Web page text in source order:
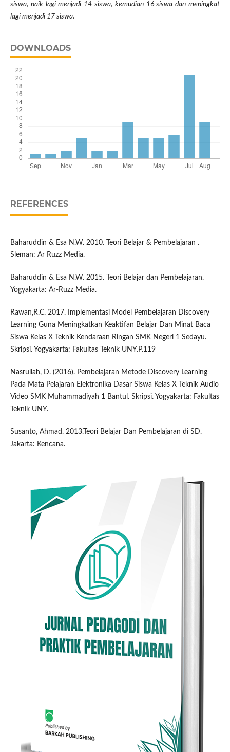
siswa, naik lagi menjadi 14 siswa, kemudian 16 siswa dan meningkat
lagi menjadi 17 siswa.
DOWNLOADS
REFERENCES
Baharuddin & Esa N.W. 2010. Teori Belajar & Pembelajaran .
Sleman: Ar Ruzz Media.
Baharuddin & Esa N.W. 2015. Teori Belajar dan Pembelajaran.
Yogyakarta: Ar-Ruzz Media.
Rawan,R.C. 2017. Implementasi Model Pembelajaran Discovery
Learning Guna Meningkatkan Keaktifan Belajar Dan Minat Baca
Siswa Kelas X Teknik Kendaraan Ringan SMK Negeri 1 Sedayu.
Skripsi. Yogyakarta: Fakultas Teknik UNY.P.119
Nasrullah, D. (2016). Pembelajaran Metode Discovery Learning
Pada Mata Pelajaran Elektronika Dasar Siswa Kelas X Teknik Audio
Video SMK Muhammadiyah 1 Bantul. Skripsi. Yogyakarta: Fakultas
Teknik UNY.
Susanto, Ahmad. 2013.Teori Belajar Dan Pembelajaran di SD.
Jakarta: Kencana.